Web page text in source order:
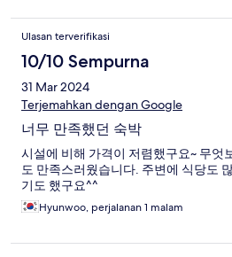
Ulasan terverifikasi
10/10 Sempurna
31 Mar 2024
Terjemahkan dengan Google
너무 만족했던 숙박
시설에 비해 가격이 저렴했구요~ 무엇
도 만족스러웠습니다. 주변에 식당도
기도 했구요^^
Hyunwoo, perjalanan 1 malam